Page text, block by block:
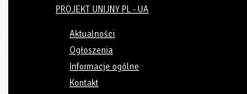
PROJEKT UNIJNY PL - UA
Aktualności
Ogłoszenia
Informacje ogólne
Kontakt